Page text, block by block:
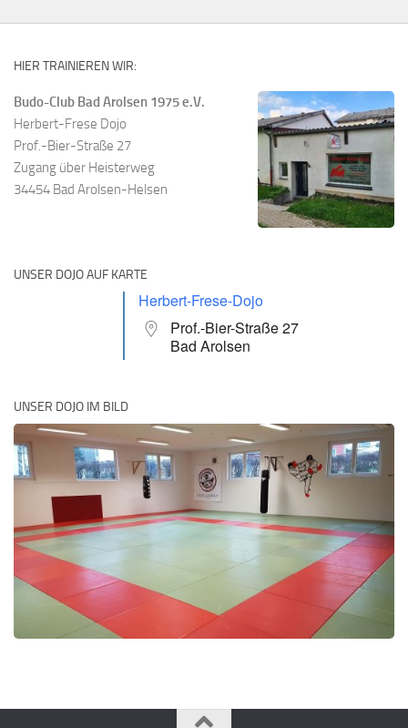
HIER TRAINIEREN WIR:
Budo-Club Bad Arolsen 1975 e.V.
Herbert-Frese Dojo
Prof.-Bier-Straße 27
Zugang über Heisterweg
34454 Bad Arolsen-Helsen
UNSER DOJO AUF KARTE
Herbert-Frese-Dojo
Prof.-Bier-Straße 27
Bad Arolsen
UNSER DOJO IM BILD